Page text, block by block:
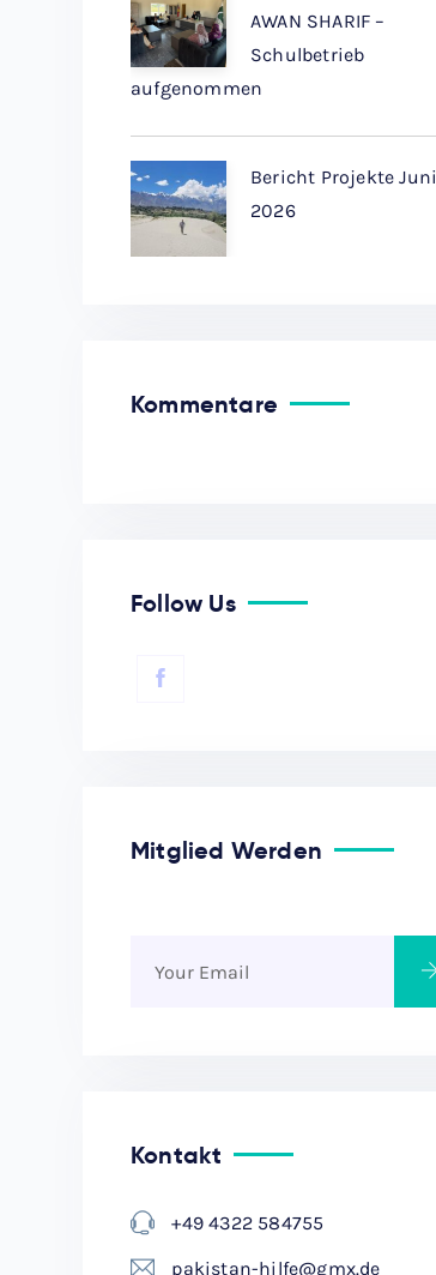
AWAN SHARIF –
Schulbetrieb
aufgenommen
Bericht Projekte Juni
2026
Kommentare
Follow Us
Mitglied Werden
Kontakt
+49 4322 584755
pakistan-hilfe@gmx.de